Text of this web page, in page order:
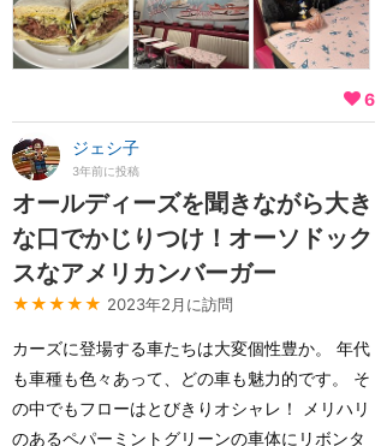
6
ジェシ子
3年前に投稿
オールディーズを聞きながら大き
な口でかじりつけ！オーソドック
スなアメリカンバーガー
★★★★★ 2023年2月に訪問
カーズに登場する車たちは大変個性豊か。 年代
も車種も色々あって、どの車も魅力的です。 そ
の中でもフローはとびきりオシャレ！ メリハリ
のあるペパーミントグリーンの車体にリボンタ